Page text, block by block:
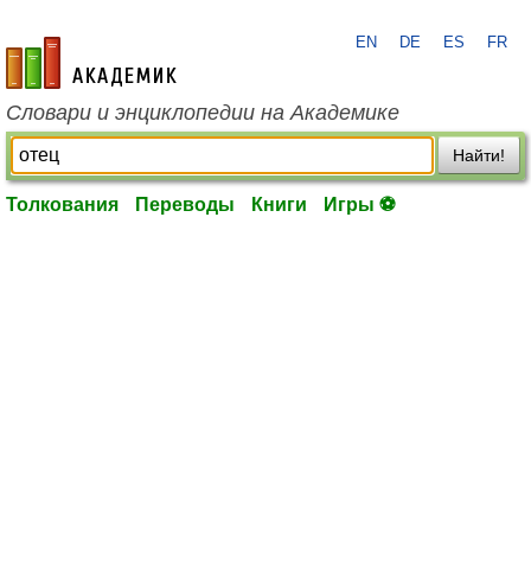
academic.ru
EN DE ES FR
Словари и энциклопедии на Академике
Найти!
Толкования Переводы Книги Игры ⚽